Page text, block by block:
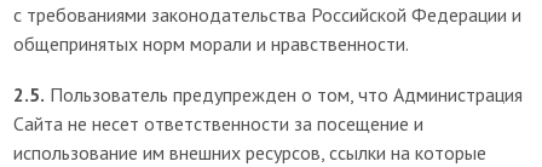
с требованиями законодательства Российской Федерации и
общепринятых норм морали и нравственности.
2.5. Пользователь предупрежден о том, что Администрация
Сайта не несет ответственности за посещение и
использование им внешних ресурсов, ссылки на которые